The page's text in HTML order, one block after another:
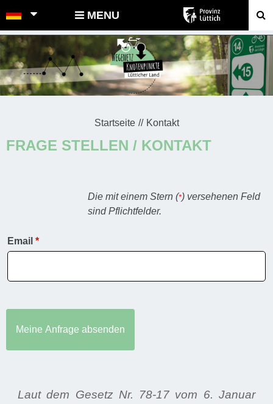
POINTS-NOEUDS MENU
Startseite Kontakt
FRAGE STELLEN / KONTAKT
Die mit einem Stern (*) versehenen Feld
sind Pflichtfelder.
Email *
Laut dem Gesetz Nr. 78-17 vom 6. Januar